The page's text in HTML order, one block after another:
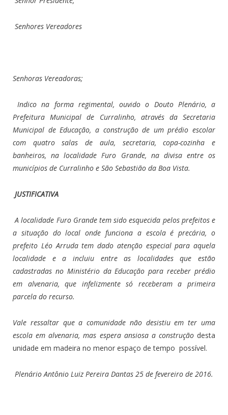
Senhores Vereadores
Senhoras Vereadoras;
Indico na forma regimental, ouvido o Douto Plenário, a
Prefeitura Municipal de Curralinho, através da Secretaria
Municipal de Educação, a construção de um prédio escolar
com quatro salas de aula, secretaria, copa-cozinha e
banheiros, na localidade Furo Grande, na divisa entre os
municípios de Curralinho e São Sebastião da Boa Vista.
JUSTIFICATIVA
A localidade Furo Grande tem sido esquecida pelos prefeitos e
a situação do local onde funciona a escola é precária, o
prefeito Léo Arruda tem dado atenção especial para aquela
localidade e a incluiu entre as localidades que estão
cadastradas no Ministério da Educação para receber prédio
em alvenaria, que infelizmente só receberam a primeira
parcela do recurso.
Vale ressaltar que a comunidade não desistiu em ter uma
escola em alvenaria, mas espera ansiosa a construção desta
unidade em madeira no menor espaço de tempo possível.
Plenário Antônio Luiz Pereira Dantas 25 de fevereiro de 2016.